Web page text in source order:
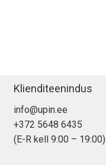
Klienditeenindus
info@upin.ee
+372 5648 6435
(E-R kell 9:00 – 19:00)